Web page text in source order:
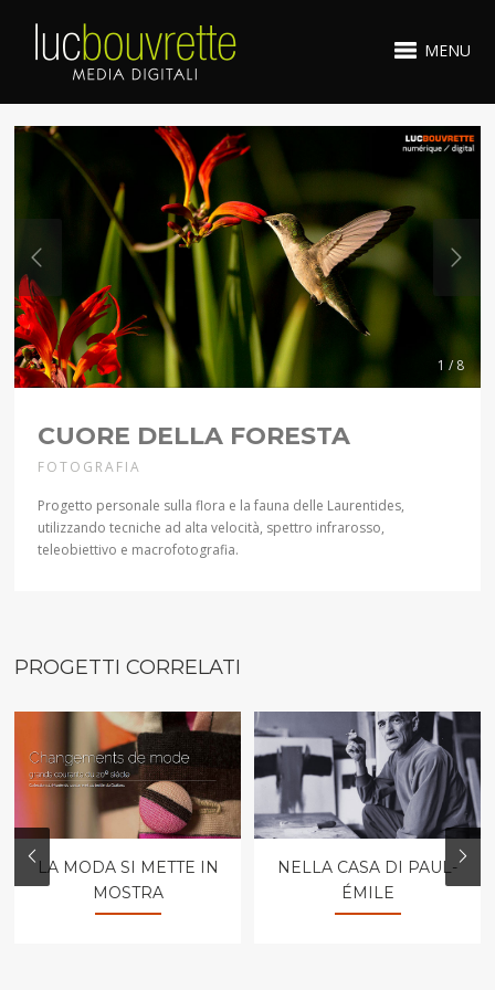
MENU
1 / 8
CUORE DELLA FORESTA
FOTOGRAFIA
Progetto personale sulla flora e la fauna delle Laurentides,
utilizzando tecniche ad alta velocità, spettro infrarosso,
teleobiettivo e macrofotografia.
PROGETTI CORRELATI
LA MODA SI METTE IN
MOSTRA
NELLA CASA DI PAUL-
ÉMILE